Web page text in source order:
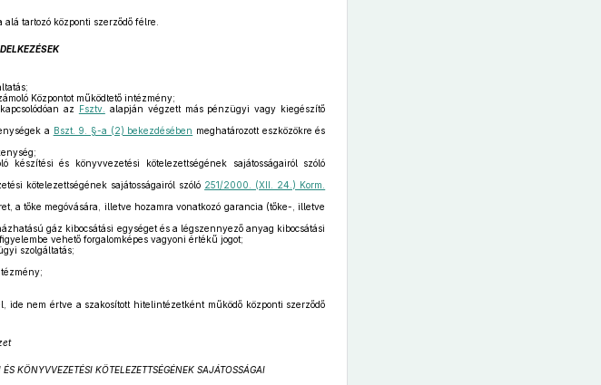
alá tartozó központi szerződő félre.
Központot működtető intézmény;
az Fsztv.
alapján végzett más pénzügyi vagy kiegészítő
a Bszt. 9. §-a (2) bekezdésében meghatározott eszközökre és
és könyvvezetési kötelezettségének sajátosságairól szóló
kötelezettségének sajátosságairól szóló 251/2000. (XII. 24.) Korm.
a tőke megóvására, illetve hozamra vonatkozó garancia (tőke-, illetve
gáz kibocsátási egységet és a légszennyező anyag kibocsátási
vehető forgalomképes vagyoni értékű jogot;
szolgáltatás;
ide nem értve a szakosított hitelintézetként működő központi szerződő
KÖNYVVEZETÉSI KÖTELEZETTSÉGÉNEK SAJÁTOSSÁGAI